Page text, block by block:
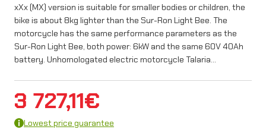
xXx (MX) version is suitable for smaller bodies or children, the
bike is about 8kg lighter than the Sur-Ron Light Bee. The
motorcycle has the same performance parameters as the
Sur-Ron Light Bee, both power: 6kW and the same 60V 40Ah
battery. Unhomologated electric motorcycle Talaria…
3 727,11€
Lowest price guarantee